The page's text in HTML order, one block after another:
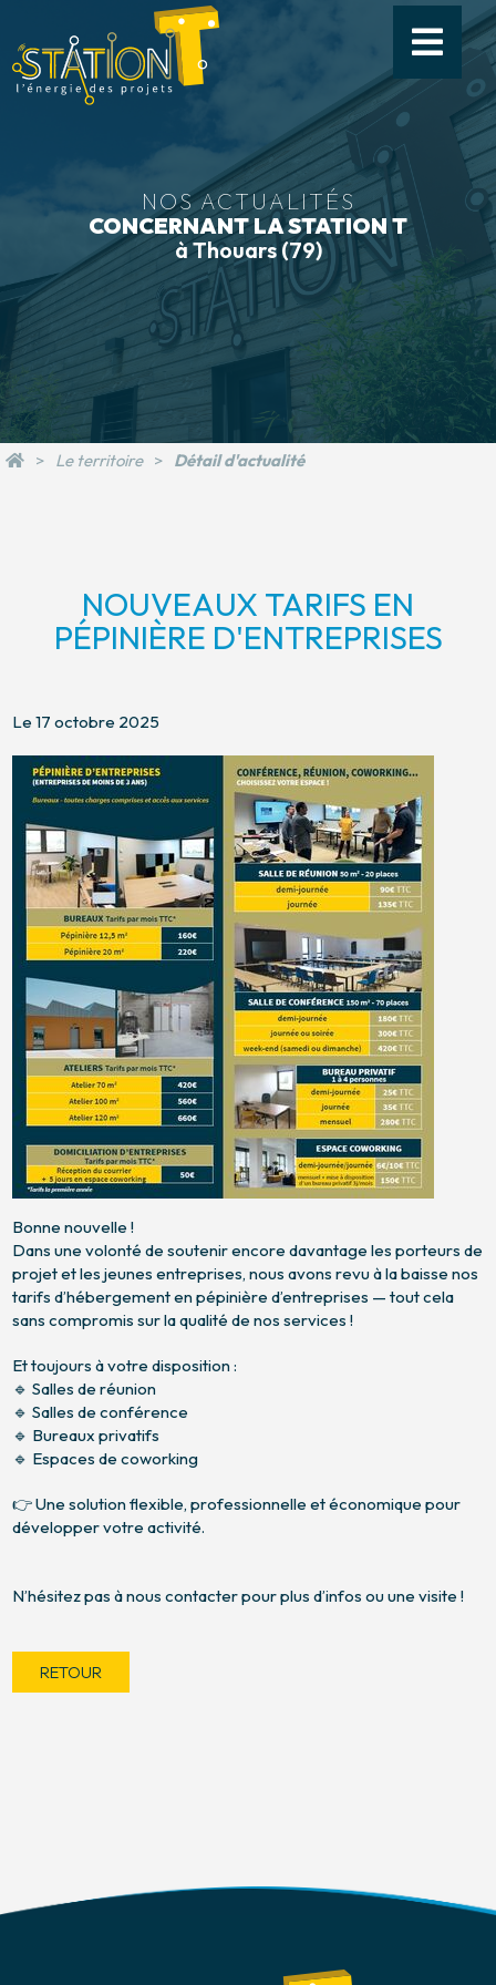
NOS ACTUALITÉS
CONCERNANT LA STATION T
à Thouars (79)
Le territoire Détail d'actualité
NOUVEAUX TARIFS EN
PÉPINIÈRE D'ENTREPRISES
Le 17 octobre 2025
Bonne nouvelle !
Dans une volonté de soutenir encore davantage les porteurs de
projet et les jeunes entreprises, nous avons revu à la baisse nos
tarifs d’hébergement en pépinière d’entreprises — tout cela
sans compromis sur la qualité de nos services !
Et toujours à votre disposition :
🔹 Salles de réunion
🔹 Salles de conférence
🔹 Bureaux privatifs
🔹 Espaces de coworking
👉 Une solution flexible, professionnelle et économique pour
développer votre activité.
N’hésitez pas à nous contacter pour plus d’infos ou une visite !
RETOUR